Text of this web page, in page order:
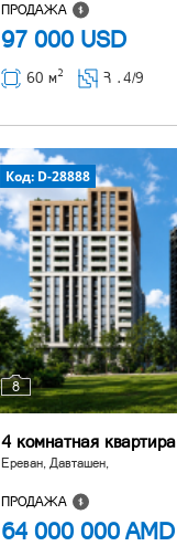
ПРОДАЖА
97 000 USD
60 м2 Հ ․4/9
8
Код: D-28888
4 комнатная квартира
Ереван, Давташен,
ПРОДАЖА
64 000 000 AMD